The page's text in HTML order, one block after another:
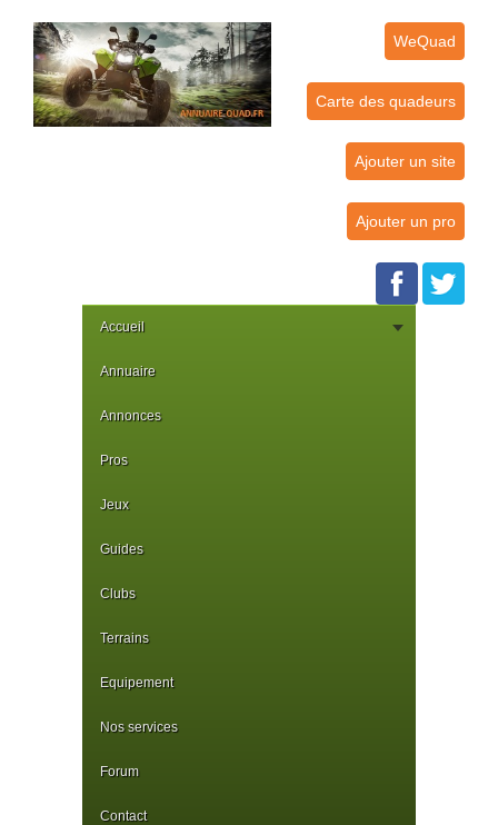
WeQuad
Carte des quadeurs
Ajouter un site
Ajouter un pro
Accueil
Annuaire
Annonces
Pros
Jeux
Guides
Clubs
Terrains
Equipement
Nos services
Forum
Contact